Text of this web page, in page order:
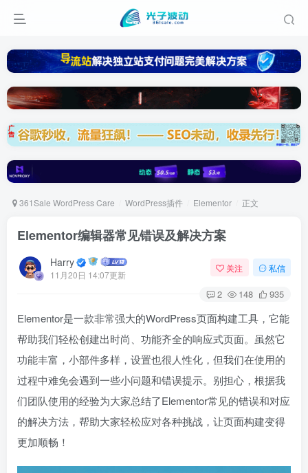
361Sale WordPress Care WordPress插件 Elementor 正文
Elementor编辑器常见错误及解决方案
Harry
11月20日 14:07更新
关注 私信
2 148 935
Elementor是一款非常强大的WordPress页面构建工具，它能
帮助我们轻松创建出时尚、功能齐全的响应式页面。虽然它
功能丰富，小部件多样，设置也很人性化，但我们在使用的
过程中难免会遇到一些小问题和错误提示。别担心，根据我
们团队使用的经验为大家总结了Elementor常见的错误和对应
的解决方法，帮助大家轻松应对各种挑战，让页面构建变得
更加顺畅！